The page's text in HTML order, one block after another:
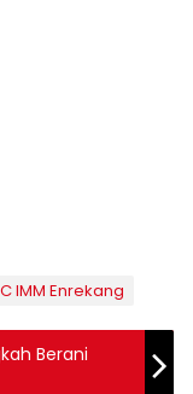
IMM Enrekang
Berani